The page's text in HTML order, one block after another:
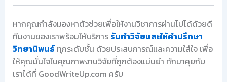
หากคุณกำลังมองหาตัวช่วยเพื่อให้งานวิชาการผ่านไปได้ด้วยดี
ทีมงานของเราพร้อมให้บริการ รับทำวิจัยและให้คำปรึกษา
วิทยานิพนธ์ทุกระดับชั้น ด้วยประสบการณ์และความใส่ใจ เพื่อ
ให้คุณมั่นใจในคุณภาพงานวิจัยที่ถูกต้องแม่นยำ ทักมาคุยกับ
เราได้ที่ GoodWriteUp.com ครับ